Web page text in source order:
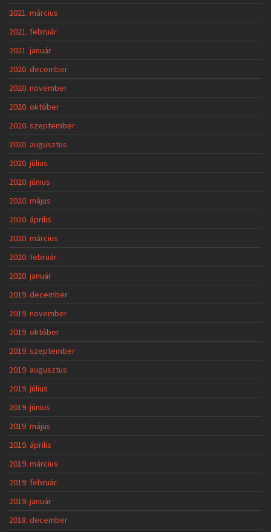
2021. március
2021. február
2021. január
2020. december
2020. november
2020. október
2020. szeptember
2020. augusztus
2020. július
2020. június
2020. május
2020. április
2020. március
2020. február
2020. január
2019. december
2019. november
2019. október
2019. szeptember
2019. augusztus
2019. július
2019. június
2019. május
2019. április
2019. március
2019. február
2019. január
2018. december